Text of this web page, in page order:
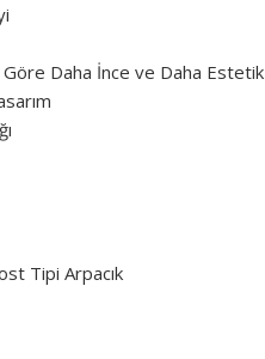
Daha İnce ve Daha Estetik
Tipi Arpacık